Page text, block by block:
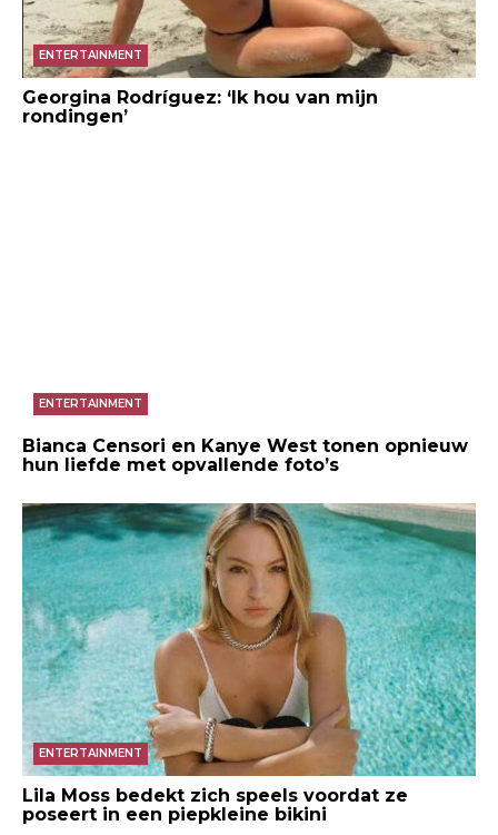
ENTERTAINMENT
Georgina Rodríguez: ‘Ik hou van mijn
rondingen’
ENTERTAINMENT
Bianca Censori en Kanye West tonen opnieuw
hun liefde met opvallende foto’s
ENTERTAINMENT
Lila Moss bedekt zich speels voordat ze
poseert in een piepkleine bikini